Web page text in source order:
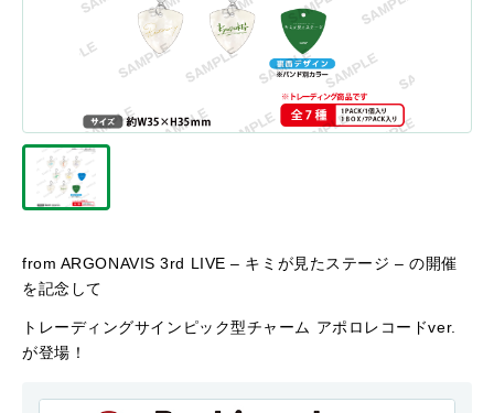
from ARGONAVIS 3rd LIVE – キミが見たステージ – の開催
を記念して
トレーディングサインピック型チャーム アポロレコードver.
が登場！